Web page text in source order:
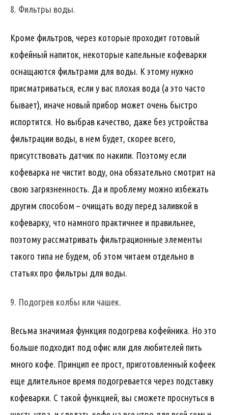
8. Фильтры воды.
Кроме фильтров, через которые проходит готовый
кофейный напиток, некоторые капельные кофеварки
оснащаются фильтрами для воды. К этому нужно
присматриваться, если у вас плохая вода (а это часто
бывает), иначе новый прибор может очень быстро
испортится. Но выбрав качество, даже без устройства
фильтрации воды, в нем будет, скорее всего,
присутствовать датчик по накипи. Поэтому если
кофеварка не чистит воду, она обязательно смотрит на
свою загрязненность. Да и проблему можно избежать
другим способом – очищать воду перед заливкой в
кофеварку, что намного практичнее и правильнее,
поэтому рассматривать фильтрационные элементы
такого типа не будем, об этом читаем отдельно в
статьях про фильтры для воды.
9. Подогрев колбы или чашек.
Весьма значимая функция подогрева кофейника. Но это
больше подходит под офис или для любителей пить
много кофе. Принцип ее прост, приготовленный кофеек
еще длительное время подогревается через подставку
кофеварки. С такой функцией, вы сможете проснуться в